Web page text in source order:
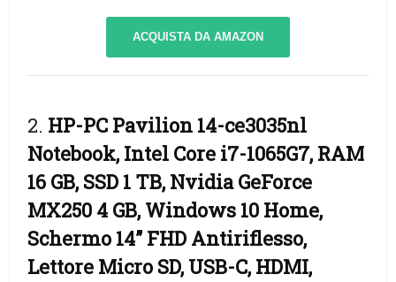
ACQUISTA DA AMAZON
2. HP-PC Pavilion 14-ce3035nl
Notebook, Intel Core i7-1065G7, RAM
16 GB, SSD 1 TB, Nvidia GeForce
MX250 4 GB, Windows 10 Home,
Schermo 14” FHD Antiriflesso,
Lettore Micro SD, USB-C, HDMI,